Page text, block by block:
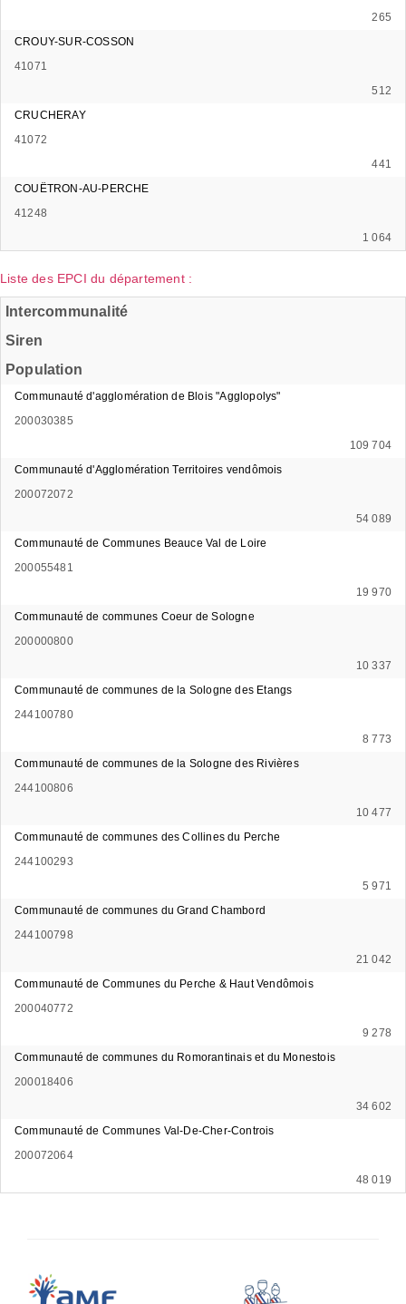
265
CROUY-SUR-COSSON
41071
512
CRUCHERAY
41072
441
COUËTRON-AU-PERCHE
41248
1 064
Liste des EPCI du département :
Intercommunalité
Siren
Population
Communauté d'agglomération de Blois "Agglopolys"
200030385
109 704
Communauté d'Agglomération Territoires vendômois
200072072
54 089
Communauté de Communes Beauce Val de Loire
200055481
19 970
Communauté de communes Coeur de Sologne
200000800
10 337
Communauté de communes de la Sologne des Etangs
244100780
8 773
Communauté de communes de la Sologne des Rivières
244100806
10 477
Communauté de communes des Collines du Perche
244100293
5 971
Communauté de communes du Grand Chambord
244100798
21 042
Communauté de Communes du Perche & Haut Vendômois
200040772
9 278
Communauté de communes du Romorantinais et du Monestois
200018406
34 602
Communauté de Communes Val-De-Cher-Controis
200072064
48 019